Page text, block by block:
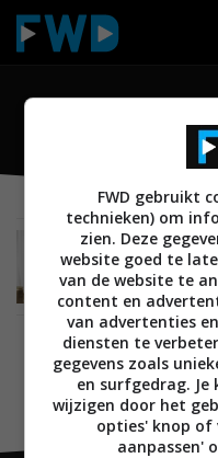
NIEUWS MOBILE
Shokz
generatie
FWD gebruikt
technieken) om
zien. Deze
website goed te
van de website te
content en
van advertenties
diensten te
gegevens zoals
en surfgedrag.
wijzigen door het
opties' knop of
aanpassen'